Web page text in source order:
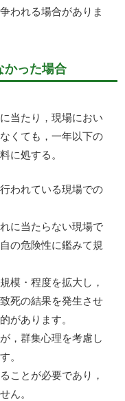
われる場合がありま
かった場合
当たり，現場におい
くても，一年以下の
に処する。
われている現場での
に当たらない現場で
の危険性に鑑みて規
模・程度を拡大し，
死の結果を発生させ
があります。
，群集心理を考慮し
。
ことが必要であり，
ん。